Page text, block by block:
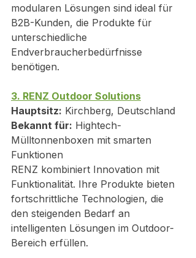
modularen Lösungen sind ideal für
B2B-Kunden, die Produkte für
unterschiedliche
Endverbraucherbedürfnisse
benötigen.
3. RENZ Outdoor Solutions
Hauptsitz: Kirchberg, Deutschland
Bekannt für: Hightech-
Mülltonnenboxen mit smarten
Funktionen
RENZ kombiniert Innovation mit
Funktionalität. Ihre Produkte bieten
fortschrittliche Technologien, die
den steigenden Bedarf an
intelligenten Lösungen im Outdoor-
Bereich erfüllen.